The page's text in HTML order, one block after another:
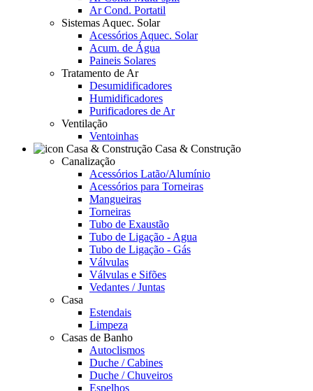
Ar Cond. Portatil
Sistemas Aquec. Solar
Acessórios Aquec. Solar
Acum. de Água
Paineis Solares
Tratamento de Ar
Desumidificadores
Humidificadores
Purificadores de Ar
Ventilação
Ventoinhas
Casa & Construção
Canalização
Acessórios Latão/Alumínio
Acessórios para Torneiras
Mangueiras
Torneiras
Tubo de Exaustão
Tubo de Ligação - Agua
Tubo de Ligação - Gás
Válvulas
Válvulas e Sifões
Vedantes / Juntas
Casa
Estendais
Limpeza
Casas de Banho
Autoclismos
Duche / Cabines
Duche / Chuveiros
Espelhos